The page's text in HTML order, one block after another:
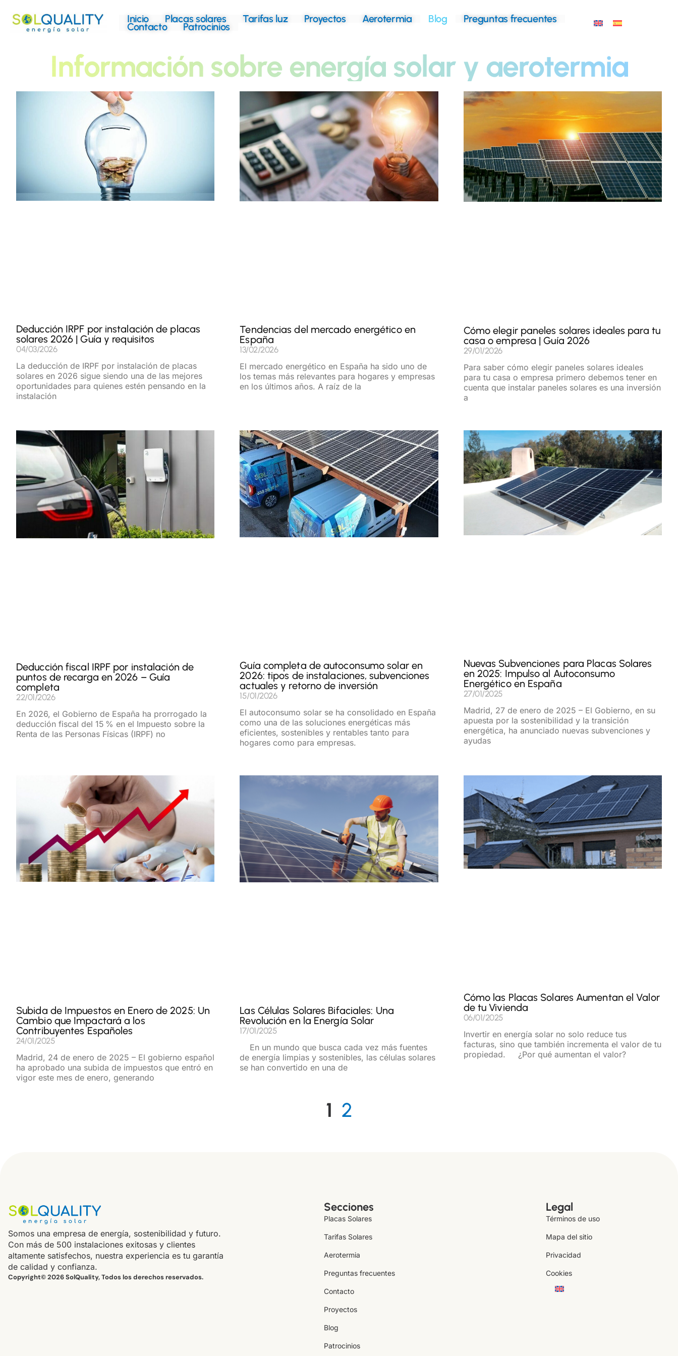
Inicio Placas solares Tarifas luz Proyectos Aerotermia Blog Preguntas frecuentes
Contacto Patrocinios
Información sobre energía solar y aerotermia
Deducción IRPF por instalación de placas
solares 2026 | Guía y requisitos
04/03/2026
La deducción de IRPF por instalación de placas
solares en 2026 sigue siendo una de las mejores
oportunidades para quienes estén pensando en la
instalación
Tendencias del mercado energético en
España
13/02/2026
El mercado energético en España ha sido uno de
los temas más relevantes para hogares y empresas
en los últimos años. A raíz de la
Cómo elegir paneles solares ideales para tu
casa o empresa | Guía 2026
29/01/2026
Para saber cómo elegir paneles solares ideales
para tu casa o empresa primero debemos tener en
cuenta que instalar paneles solares es una inversión
a
Deducción fiscal IRPF por instalación de
puntos de recarga en 2026 – Guía
completa
22/01/2026
En 2026, el Gobierno de España ha prorrogado la
deducción fiscal del 15 % en el Impuesto sobre la
Renta de las Personas Físicas (IRPF) no
Guía completa de autoconsumo solar en
2026: tipos de instalaciones, subvenciones
actuales y retorno de inversión
15/01/2026
El autoconsumo solar se ha consolidado en España
como una de las soluciones energéticas más
eficientes, sostenibles y rentables tanto para
hogares como para empresas.
Nuevas Subvenciones para Placas Solares
en 2025: Impulso al Autoconsumo
Energético en España
27/01/2025
Madrid, 27 de enero de 2025 – El Gobierno, en su
apuesta por la sostenibilidad y la transición
energética, ha anunciado nuevas subvenciones y
ayudas
Subida de Impuestos en Enero de 2025: Un
Cambio que Impactará a los
Contribuyentes Españoles
24/01/2025
Madrid, 24 de enero de 2025 – El gobierno español
ha aprobado una subida de impuestos que entró en
vigor este mes de enero, generando
Las Células Solares Bifaciales: Una
Revolución en la Energía Solar
17/01/2025
En un mundo que busca cada vez más fuentes
de energía limpias y sostenibles, las células solares
se han convertido en una de
Cómo las Placas Solares Aumentan el Valor
de tu Vivienda
06/01/2025
Invertir en energía solar no solo reduce tus
facturas, sino que también incrementa el valor de tu
propiedad. ¿Por qué aumentan el valor?
1 2
Somos una empresa de energía, sostenibilidad y futuro.
Con más de 500 instalaciones exitosas y clientes
altamente satisfechos, nuestra experiencia es tu garantía
de calidad y confianza.
Copyright© 2026 SolQuality, Todos los derechos reservados.
Secciones
Placas Solares
Tarifas Solares
Aerotermia
Preguntas frecuentes
Contacto
Proyectos
Blog
Patrocinios
Legal
Términos de uso
Mapa del sitio
Privacidad
Cookies